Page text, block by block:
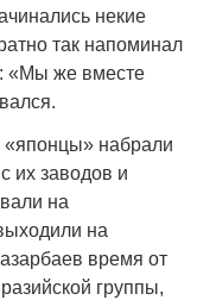
некие
так напоминал
«Мы же вместе
набрали
их заводов и
на
на
время от
группы,